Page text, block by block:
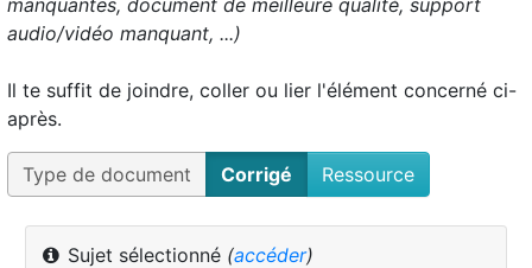
manquantes, document de meilleure qualité, support
audio/vidéo manquant, ...)
Il te suffit de joindre, coller ou lier l'élément concerné ci-
après.
Type de document Corrigé Ressource
Sujet sélectionné (accéder)